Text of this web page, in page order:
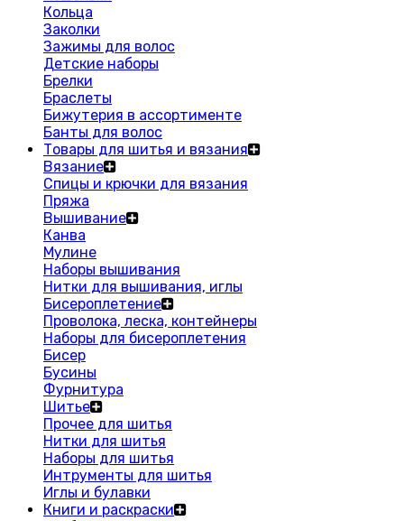
Кольца
Заколки
Зажимы для волос
Детские наборы
Брелки
Браслеты
Бижутерия в ассортименте
Банты для волос
Товары для шитья и вязания
Вязание
Спицы и крючки для вязания
Пряжа
Вышивание
Канва
Мулине
Наборы вышивания
Нитки для вышивания, иглы
Бисероплетение
Проволока, леска, контейнеры
Наборы для бисероплетения
Бисер
Бусины
Фурнитура
Шитье
Прочее для шитья
Нитки для шитья
Наборы для шитья
Интрументы для шитья
Иглы и булавки
Книги и раскраски